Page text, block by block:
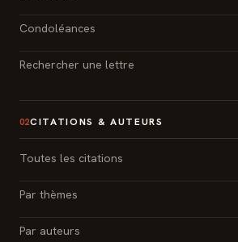
Condoléances
Rechercher une lettre
02CITATIONS & AUTEURS
Toutes les citations
Par thèmes
Par auteurs